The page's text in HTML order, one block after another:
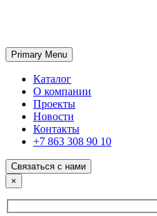
ГК «SABONE»
Оптовые поставки отделочных
Primary Menu
Каталог
О компании
Проекты
Новости
Контакты
+7 863 308 90 10
Связаться с нами
×